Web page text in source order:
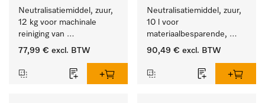
Neutralisatiemiddel, zuur,
12 kg voor machinale
reiniging van
laboratoriumglaswerk en -
77,99 € excl. BTW
Neutralisatiemiddel, zuur,
10 l voor
materiaalbesparende,
machinale reiniging van
gerei.
90,49 € excl. BTW